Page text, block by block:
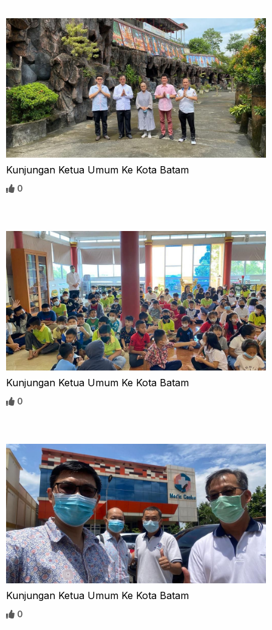
Kunjungan Ketua Umum Ke Kota Batam
0
Kunjungan Ketua Umum Ke Kota Batam
0
Kunjungan Ketua Umum Ke Kota Batam
0